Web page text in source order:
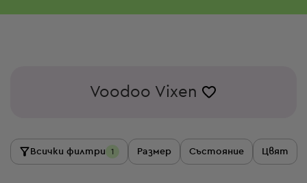
Voodoo Vixen
Всички филтри 1 Размер Състояние Цвят